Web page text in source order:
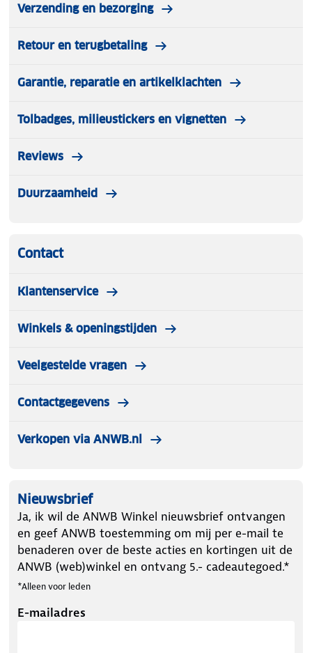
Verzending en bezorging
Retour en terugbetaling
Garantie, reparatie en artikelklachten
Tolbadges, milieustickers en vignetten
Reviews
Duurzaamheid
Contact
Klantenservice
Winkels & openingstijden
Veelgestelde vragen
Contactgegevens
Verkopen via ANWB.nl
Nieuwsbrief
Ja, ik wil de ANWB Winkel nieuwsbrief ontvangen
en geef ANWB toestemming om mij per e-mail te
benaderen over de beste acties en kortingen uit de
ANWB (web)winkel en ontvang 5.- cadeautegoed.*
*Alleen voor leden
E-mailadres